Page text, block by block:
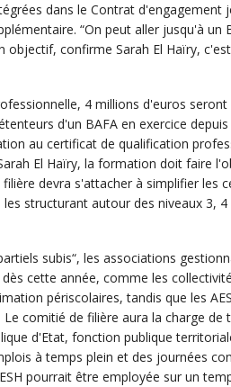
dans le Contrat d'engagement
“On peut aller jusqu'à un
objectif, confirme Sarah El Haïry,
4 millions d'euros seront
d'un BAFA en exercice
au certificat de qualification
El Haïry, la formation doit faire
devra s'attacher à simplifier les
structurant autour des niveaux 3,
subis“, les associations
cette année, comme les
périscolaires, tandis que les
comitié de filière aura la charge de
d'Etat, fonction publique
à temps plein et des journées
pourrait être employée sur un